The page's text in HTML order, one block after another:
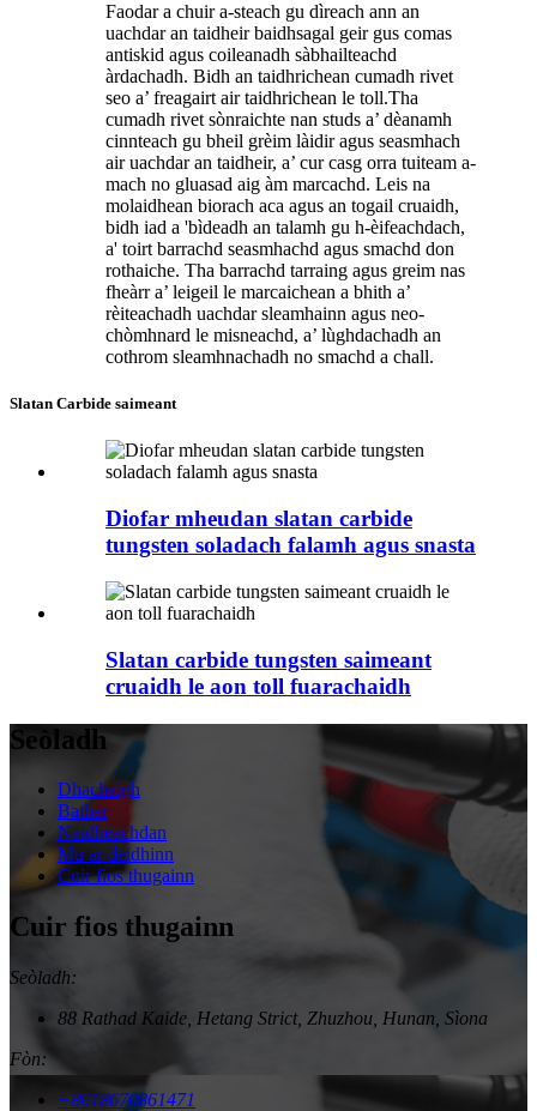
Faodar a chuir a-steach gu dìreach ann an
uachdar an taidheir baidhsagal geir gus comas
antiskid agus coileanadh sàbhailteachd
àrdachadh. Bidh an taidhrichean cumadh rivet
seo a’ freagairt air taidhrichean le toll.Tha
cumadh rivet sònraichte nan studs a’ dèanamh
cinnteach gu bheil grèim làidir agus seasmhach
air uachdar an taidheir, a’ cur casg orra tuiteam a-
mach no gluasad aig àm marcachd. Leis na
molaidhean biorach aca agus an togail cruaidh,
bidh iad a 'bìdeadh an talamh gu h-èifeachdach,
a' toirt barrachd seasmhachd agus smachd don
rothaiche. Tha barrachd tarraing agus greim nas
fheàrr a’ leigeil le marcaichean a bhith a’
rèiteachadh uachdar sleamhainn agus neo-
chòmhnard le misneachd, a’ lùghdachadh an
cothrom sleamhnachadh no smachd a chall.
Slatan Carbide saimeant
Diofar mheudan slatan carbide
tungsten soladach falamh agus snasta
Slatan carbide tungsten saimeant
cruaidh le aon toll fuarachaidh
Seòladh
Dhachaigh
Bathar
Naidheachdan
Mu ar deidhinn
Cuir fios thugainn
Cuir fios thugainn
Seòladh:
88 Rathad Kaide, Hetang Strict, Zhuzhou, Hunan, Sìona
Fòn:
+8618670861471